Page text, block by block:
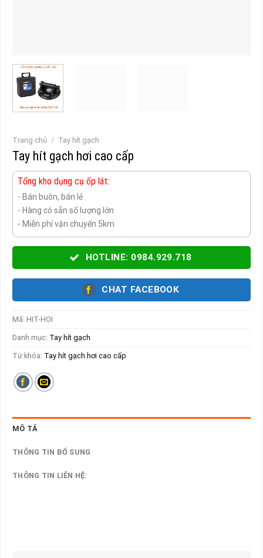
Trang chủ / Tay hít gạch
Tay hít gạch hơi cao cấp
Tổng kho dụng cụ ốp lát:
- Bán buôn, bán lẻ
- Hàng có sẵn số lượng lớn
- Miễn phí vận chuyển 5km
HOTLINE: 0984.929.718
CHAT FACEBOOK
Mã: HIT-HOI
Danh mục: Tay hít gạch
Từ khóa: Tay hít gạch hơi cao cấp
MÔ TẢ
THÔNG TIN BỔ SUNG
THÔNG TIN LIÊN HỆ: